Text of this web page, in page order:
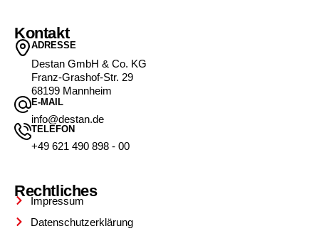
Kontakt
ADRESSE
Destan GmbH & Co. KG
Franz-Grashof-Str. 29
68199 Mannheim
E-MAIL
info@destan.de
TELEFON
+49 621 490 898 - 00
Rechtliches
Impressum
Datenschutzerklärung